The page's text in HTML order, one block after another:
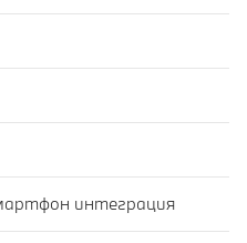
интеграция